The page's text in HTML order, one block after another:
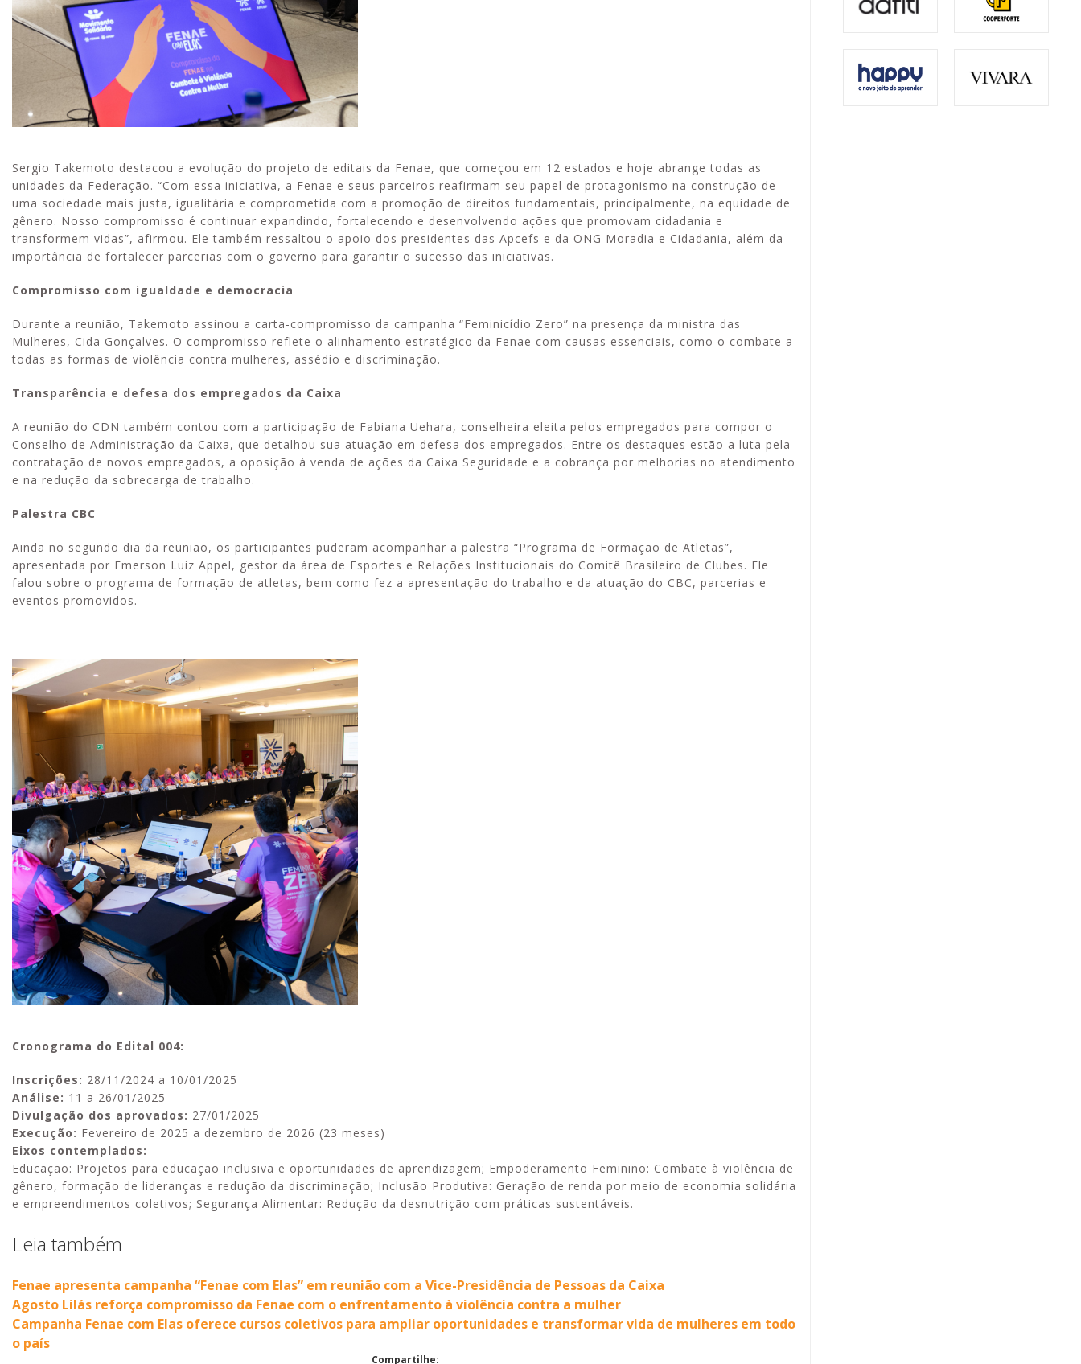
Sergio Takemoto destacou a evolução do projeto de editais da Fenae, que começou em 12 estados e hoje abrange todas as
unidades da Federação. “Com essa iniciativa, a Fenae e seus parceiros reafirmam seu papel de protagonismo na construção de
uma sociedade mais justa, igualitária e comprometida com a promoção de direitos fundamentais, principalmente, na equidade de
gênero. Nosso compromisso é continuar expandindo, fortalecendo e desenvolvendo ações que promovam cidadania e
transformem vidas”, afirmou. Ele também ressaltou o apoio dos presidentes das Apcefs e da ONG Moradia e Cidadania, além da
importância de fortalecer parcerias com o governo para garantir o sucesso das iniciativas.
Compromisso com igualdade e democracia
Durante a reunião, Takemoto assinou a carta-compromisso da campanha “Feminicídio Zero” na presença da ministra das
Mulheres, Cida Gonçalves. O compromisso reflete o alinhamento estratégico da Fenae com causas essenciais, como o combate a
todas as formas de violência contra mulheres, assédio e discriminação.
Transparência e defesa dos empregados da Caixa
A reunião do CDN também contou com a participação de Fabiana Uehara, conselheira eleita pelos empregados para compor o
Conselho de Administração da Caixa, que detalhou sua atuação em defesa dos empregados. Entre os destaques estão a luta pela
contratação de novos empregados, a oposição à venda de ações da Caixa Seguridade e a cobrança por melhorias no atendimento
e na redução da sobrecarga de trabalho.
Palestra CBC
Ainda no segundo dia da reunião, os participantes puderam acompanhar a palestra “Programa de Formação de Atletas”,
apresentada por Emerson Luiz Appel, gestor da área de Esportes e Relações Institucionais do Comitê Brasileiro de Clubes. Ele
falou sobre o programa de formação de atletas, bem como fez a apresentação do trabalho e da atuação do CBC, parcerias e
eventos promovidos.
Cronograma do Edital 004:
Inscrições: 28/11/2024 a 10/01/2025
Análise: 11 a 26/01/2025
Divulgação dos aprovados: 27/01/2025
Execução: Fevereiro de 2025 a dezembro de 2026 (23 meses)
Eixos contemplados:
Educação: Projetos para educação inclusiva e oportunidades de aprendizagem; Empoderamento Feminino: Combate à violência de
gênero, formação de lideranças e redução da discriminação; Inclusão Produtiva: Geração de renda por meio de economia solidária
e empreendimentos coletivos; Segurança Alimentar: Redução da desnutrição com práticas sustentáveis.
Leia também
Fenae apresenta campanha “Fenae com Elas” em reunião com a Vice-Presidência de Pessoas da Caixa
Agosto Lilás reforça compromisso da Fenae com o enfrentamento à violência contra a mulher
Campanha Fenae com Elas oferece cursos coletivos para ampliar oportunidades e transformar vida de mulheres em todo
o país
Compartilhe: